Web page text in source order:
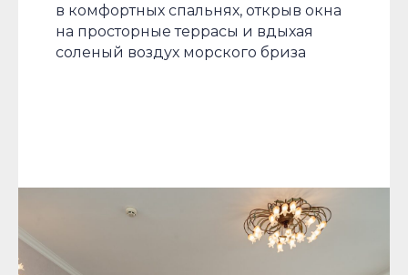
в комфортных спальнях, открыв окна
на просторные террасы и вдыхая
соленый воздух морского бриза